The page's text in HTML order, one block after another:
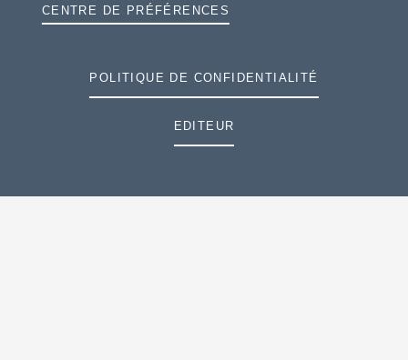
140g CO /km
CENTRE DE PRÉFÉRENCES
POLITIQUE DE CONFIDENTIALITÉ
EDITEUR